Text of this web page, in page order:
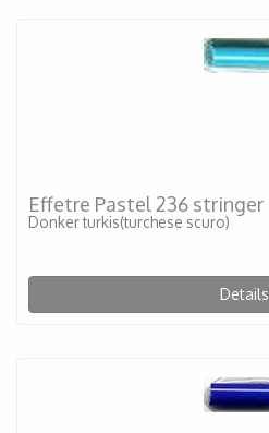
Effetre Pastel 236 stringer
Donker turkis(turchese scuro)
Details